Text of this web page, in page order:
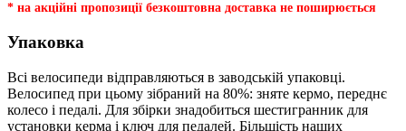
* на акційні пропозиції безкоштовна доставка не поширюється
Упаковка
Всі велосипеди відправляються в заводській упаковці.
Велосипед при цьому зібраний на 80%: зняте кермо, переднє
колесо і педалі. Для збірки знадобиться шестигранник для
установки керма і ключ для педалей. Більшість наших